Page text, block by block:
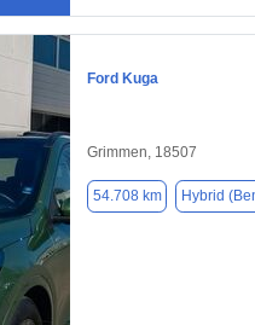
Ford Kuga
Grimmen, 18507
54.708 km Hybrid